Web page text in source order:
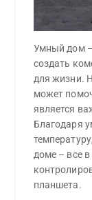
Умный дом —
создать
для жизни.
может
является
Благодаря
доме – все
планшета.